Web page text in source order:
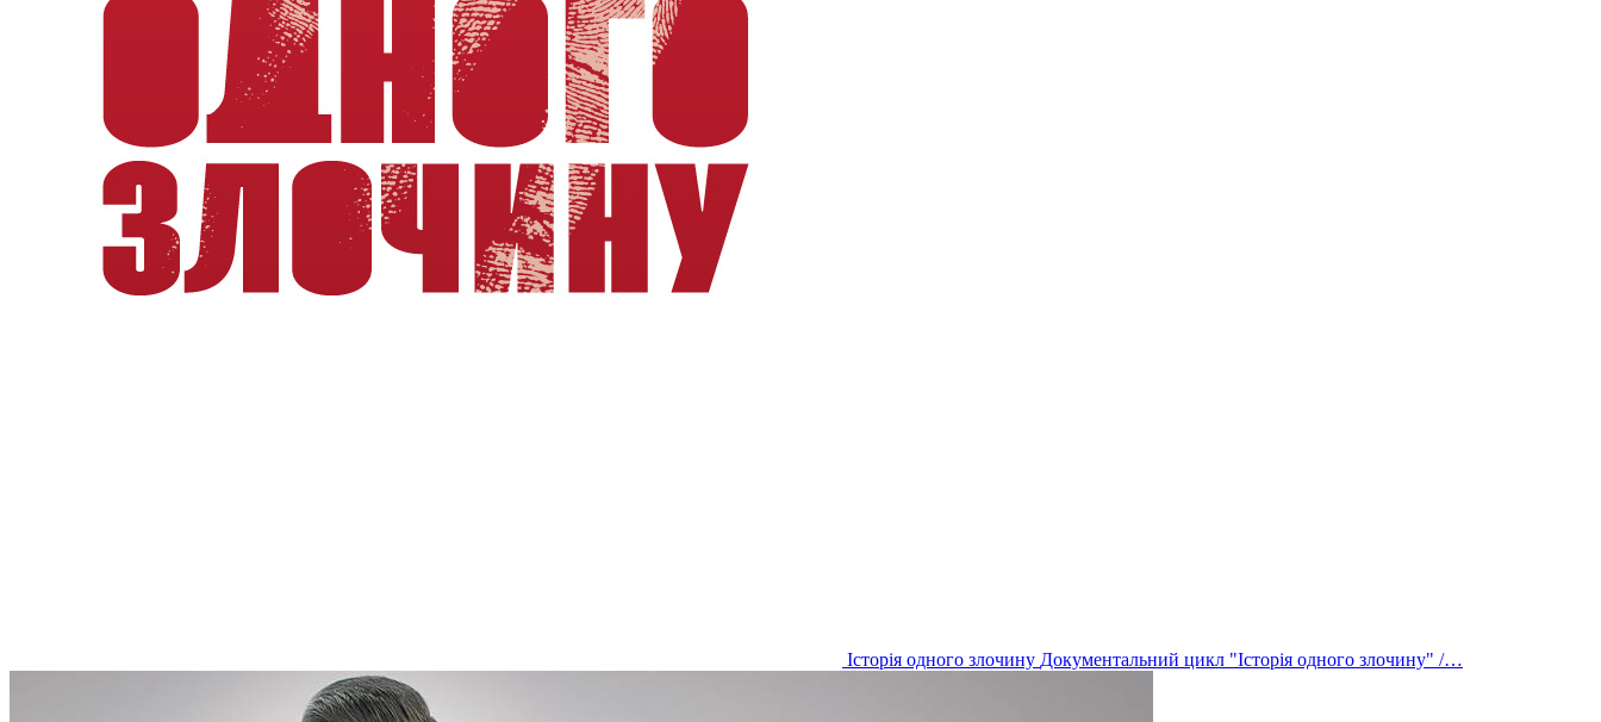
Історія одного злочину Документальний цикл "Історія одного злочину" /…